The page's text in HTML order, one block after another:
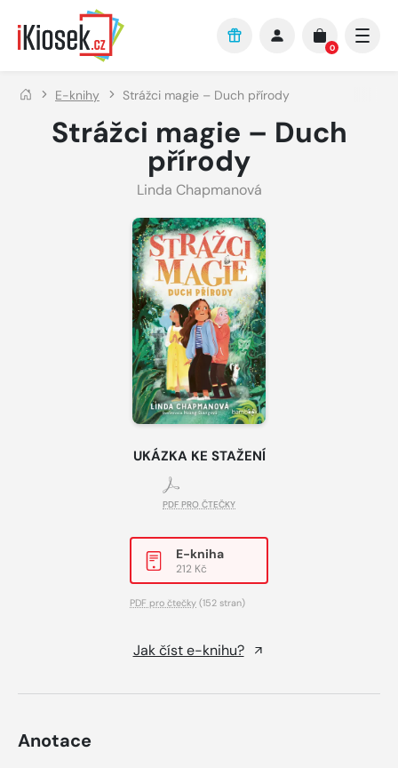
Přejít na hlavní obsah
0
E-knihy Strážci magie – Duch přírody
Strážci magie – Duch
přírody
Linda Chapmanová
UKÁZKA KE STAŽENÍ
PDF PRO ČTEČKY
E-kniha
212 Kč
PDF pro čtečky (152 stran)
Jak číst e-knihu?
Anotace